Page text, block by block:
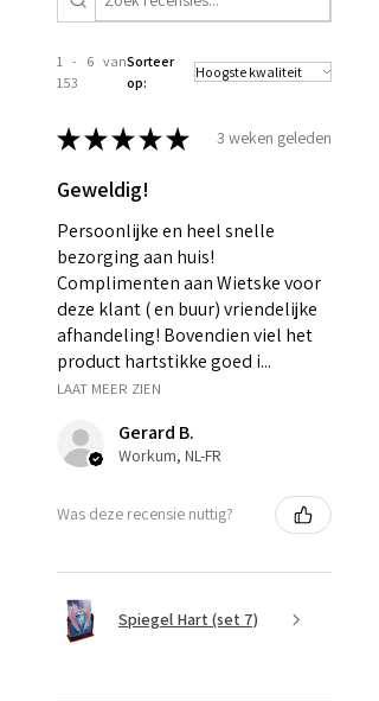
1 - 6 van
153
Sorteer
op:
★★★★★ 3 weken geleden
Geweldig!
Persoonlijke en heel snelle
bezorging aan huis!
Complimenten aan Wietske voor
deze klant ( en buur) vriendelijke
afhandeling! Bovendien viel het
product hartstikke goed i...
LAAT MEER ZIEN
Gerard B.
Workum, NL-FR
Was deze recensie nuttig?
Spiegel Hart (set 7)